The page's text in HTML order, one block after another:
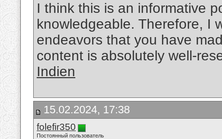
I think this is an informative
knowledgeable. Therefore, I
endeavors that you have
content is absolutely well-
Indien
15.02.2024, 17:38
folefir350
Постоянный пользователь